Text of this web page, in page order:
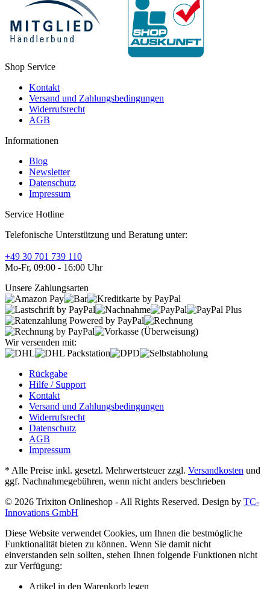
Shop Service
Kontakt
Versand und Zahlungsbedingungen
Widerrufsrecht
AGB
Informationen
Blog
Newsletter
Datenschutz
Impressum
Service Hotline
Telefonische Unterstützung und Beratung unter:
+49 30 701 739 110
Mo-Fr, 09:00 - 16:00 Uhr
Unsere Zahlungsarten
Wir versenden mit:
Rückgabe
Hilfe / Support
Kontakt
Versand und Zahlungsbedingungen
Widerrufsrecht
Datenschutz
AGB
Impressum
* Alle Preise inkl. gesetzl. Mehrwertsteuer zzgl. Versandkosten und
ggf. Nachnahmegebühren, wenn nicht anders beschrieben
© 2026 Trixiton Onlineshop - All Rights Reserved. Design by TC-
Innovations GmbH
Diese Website verwendet Cookies, um Ihnen die bestmögliche
Funktionalität bieten zu können. Wenn Sie damit nicht
einverstanden sein sollten, stehen Ihnen folgende Funktionen nicht
zur Verfügung:
Artikel in den Warenkorb legen